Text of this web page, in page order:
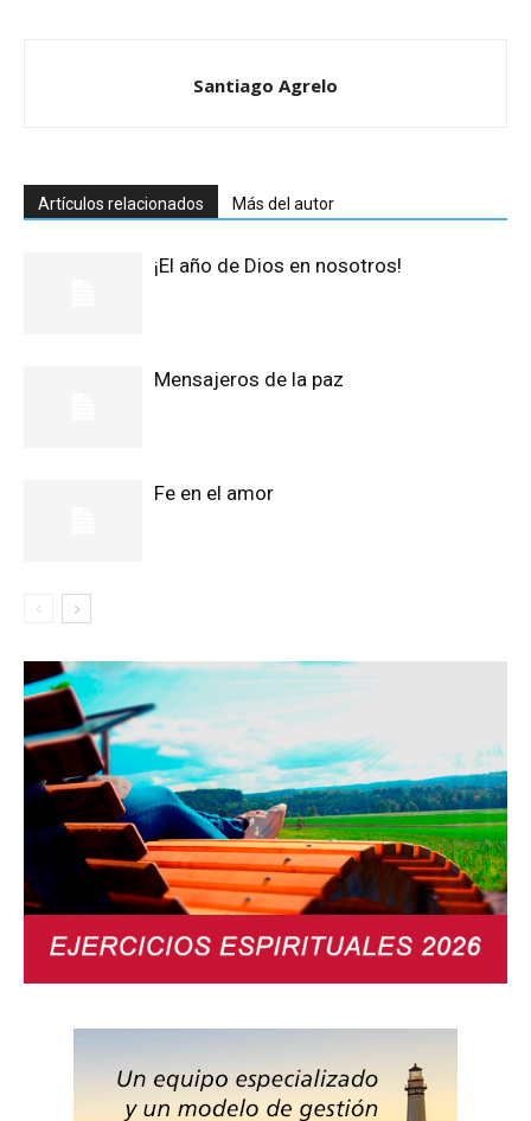
Santiago Agrelo
Artículos relacionados Más del autor
¡El año de Dios en nosotros!
Mensajeros de la paz
Fe en el amor